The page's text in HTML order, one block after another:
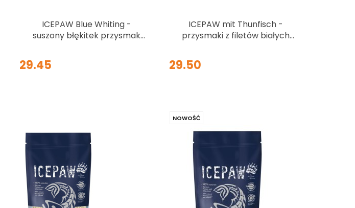
ICEPAW Blue Whiting -
suszony błękitek przysmak
29.45
ICEPAW mit Thunfisch -
przysmaki z filetów białych
29.50
NOWOŚĆ